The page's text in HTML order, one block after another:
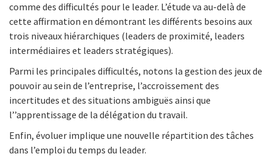
comme des difficultés pour le leader. L’étude va au-delà de
cette affirmation en démontrant les différents besoins aux
trois niveaux hiérarchiques (leaders de proximité, leaders
intermédiaires et leaders stratégiques).
Parmi les principales difficultés, notons la gestion des jeux de
pouvoir au sein de l’entreprise, l’accroissement des
incertitudes et des situations ambiguës ainsi que
l’’apprentissage de la délégation du travail.
Enfin, évoluer implique une nouvelle répartition des tâches
dans l’emploi du temps du leader.